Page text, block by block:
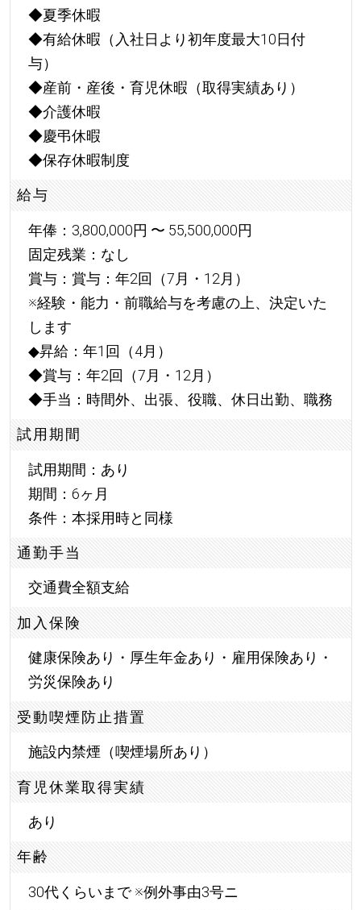
◆夏季休暇
◆有給休暇（入社日より初年度最大10日付
与）
◆産前・産後・育児休暇（取得実績あり）
◆介護休暇
◆慶弔休暇
◆保存休暇制度
給与
年俸：3,800,000円 〜 55,500,000円
固定残業：なし
賞与：賞与：年2回（7月・12月）
※経験・能力・前職給与を考慮の上、決定いた
します
◆昇給：年1回（4月）
◆賞与：年2回（7月・12月）
◆手当：時間外、出張、役職、休日出勤、職務
試用期間
試用期間：あり
期間：6ヶ月
条件：本採用時と同様
通勤手当
交通費全額支給
加入保険
健康保険あり・厚生年金あり・雇用保険あり・
労災保険あり
受動喫煙防止措置
施設内禁煙（喫煙場所あり）
育児休業取得実績
あり
年齢
30代くらいまで ※例外事由3号ニ